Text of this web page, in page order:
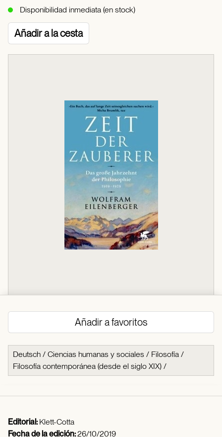
Disponibilidad inmediata (en stock)
Añadir a la cesta
Añadir a favoritos
Deutsch / Ciencias humanas y sociales / Filosofía /
Filosofía contemporánea (desde el siglo XIX) /
Editorial:Klett-Cotta
Fecha de la edición:26/10/2019